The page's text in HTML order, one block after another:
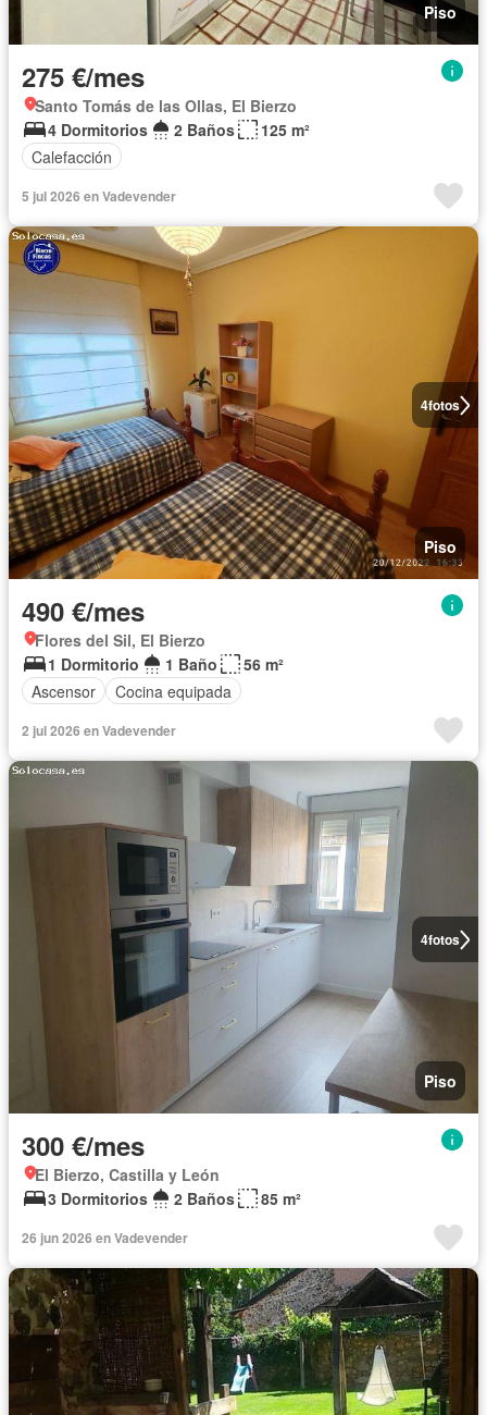
Piso
275 €/mes
Santo Tomás de las Ollas, El Bierzo
4 Dormitorios
2 Baños
125 m²
Calefacción
5 jul 2026 en Vadevender
4fotos
Piso
490 €/mes
Flores del Sil, El Bierzo
1 Dormitorio
1 Baño
56 m²
Ascensor
Cocina equipada
2 jul 2026 en Vadevender
4fotos
Piso
300 €/mes
El Bierzo, Castilla y León
3 Dormitorios
2 Baños 85 m²
26 jun 2026 en Vadevender